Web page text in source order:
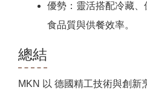
優勢：靈活搭配冷藏
食品質與供餐效率。
總結
MKN 以 德國精工技術與創新